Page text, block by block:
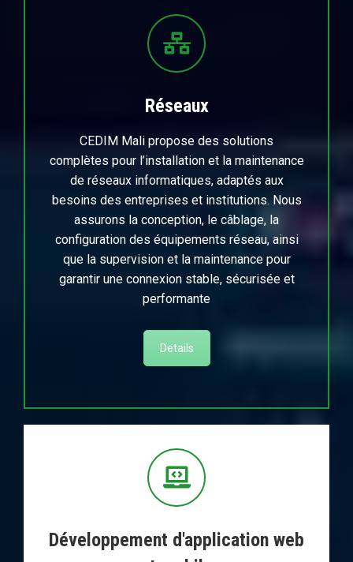
Réseaux
CEDIM Mali propose des solutions
complètes pour l’installation et la maintenance
de réseaux informatiques, adaptés aux
besoins des entreprises et institutions. Nous
assurons la conception, le câblage, la
configuration des équipements réseau, ainsi
que la supervision et la maintenance pour
garantir une connexion stable, sécurisée et
performante
Details
Développement d'application web